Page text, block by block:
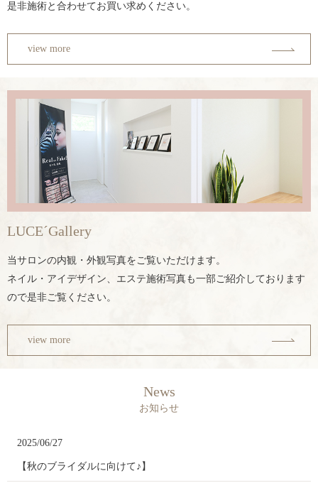
是非施術と合わせてお買い求めください。
view more
LUCE´Gallery
当サロンの内観・外観写真をご覧いただけます。
ネイル・アイデザイン、エステ施術写真も一部ご紹介しております
ので是非ご覧ください。
view more
News
お知らせ
2025/06/27
【秋のブライダルに向けて♪】